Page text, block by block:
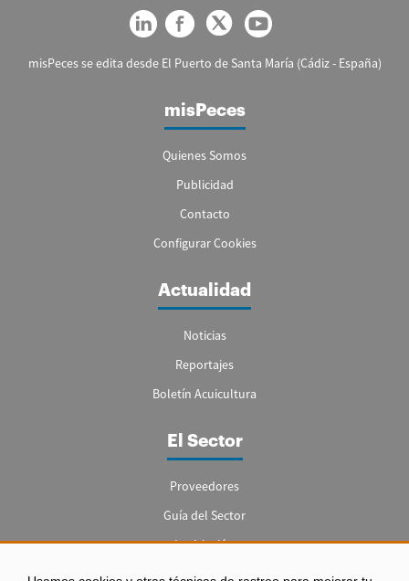
misPeces se edita desde El Puerto de Santa María (Cádiz - España)
misPeces
Quienes Somos
Publicidad
Contacto
Configurar Cookies
Actualidad
Noticias
Reportajes
Boletín Acuicultura
El Sector
Proveedores
Guía del Sector
Legislación
Empleo